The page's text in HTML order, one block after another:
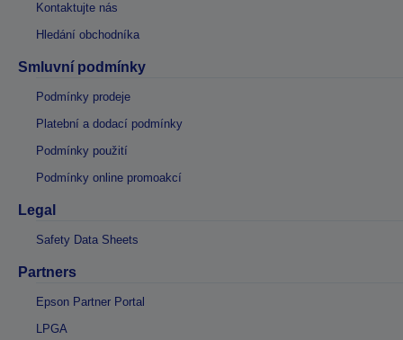
Kontaktujte nás
Hledání obchodníka
Smluvní podmínky
Podmínky prodeje
Platební a dodací podmínky
Podmínky použití
Podmínky online promoakcí
Legal
Safety Data Sheets
Partners
Epson Partner Portal
LPGA